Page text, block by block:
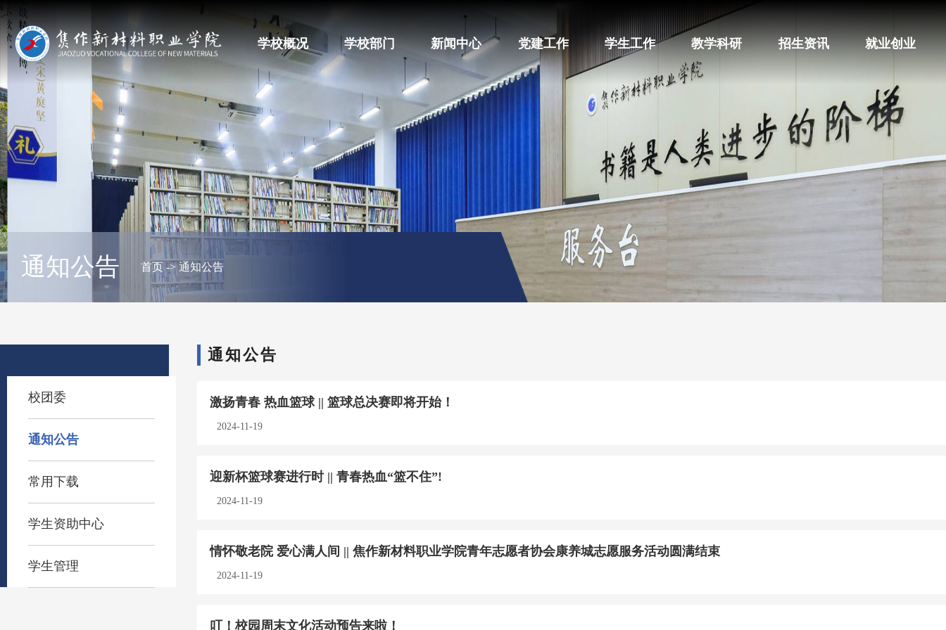
学校概况 学校部门 新闻中心 党建工作 学生工作 教学科研 招生资讯 就业创业
通知公告 首页->通知公告
校团委
通知公告
常用下载
学生资助中心
学生管理
通知公告
激扬青春 热血篮球 || 篮球总决赛即将开始！
2024-11-19
迎新杯篮球赛进行时 || 青春热血“篮不住”!
2024-11-19
情怀敬老院 爱心满人间 || 焦作新材料职业学院青年志愿者协会康养城志愿服务活动圆满结束
2024-11-19
叮！校园周末文化活动预告来啦！